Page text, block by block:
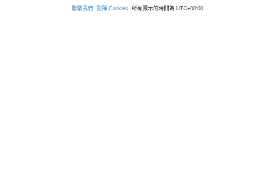
所有顯示的時間為 UTC+08:00
刪除 Cookies
聯繫我們